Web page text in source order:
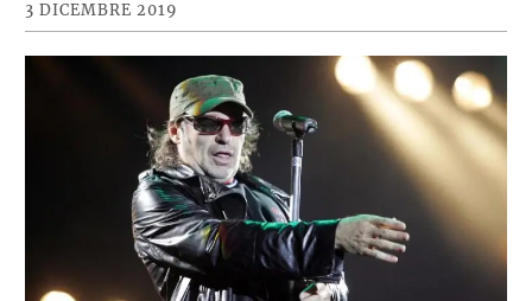
3 DICEMBRE 2019